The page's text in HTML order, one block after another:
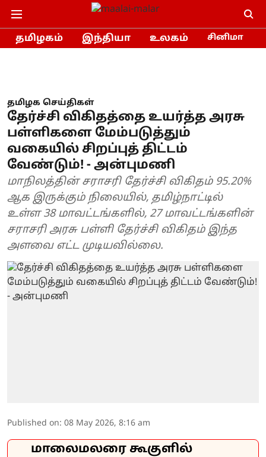
தமிழகம் இந்தியா உலகம் சினிமா
தமிழக செய்திகள்
தேர்ச்சி விகிதத்தை உயர்த்த அரசு
பள்ளிகளை மேம்படுத்தும்
வகையில் சிறப்புத் திட்டம்
வேண்டும்! - அன்புமணி
மாநிலத்தின் சராசரி தேர்ச்சி விகிதம் 95.20%
ஆக இருக்கும் நிலையில், தமிழ்நாட்டில்
உள்ள 38 மாவட்டங்களில், 27 மாவட்டங்களின்
சராசரி அரசு பள்ளி தேர்ச்சி விகிதம் இந்த
அளவை எட்ட முடியவில்லை.
Published on: 08 May 2026, 8:16 am
மாலைமலரை கூகுளில்